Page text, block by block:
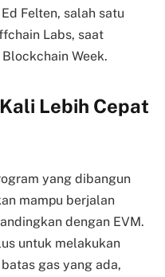
Felten, salah satu
Labs, saat
Week.
Lebih Cepat
yang dibangun
mampu berjalan
dengan EVM.
untuk melakukan
gas yang ada,